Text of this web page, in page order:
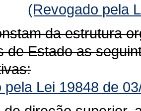
(Revogado pela
da estrutura
de Estado as
pela Lei 19848 de